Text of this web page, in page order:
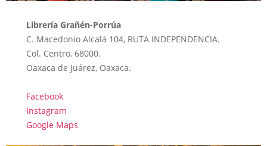
Librería Grañén-Porrúa
C. Macedonio Alcalá 104, RUTA INDEPENDENCIA.
Col. Centro, 68000.
Oaxaca de Juárez, Oaxaca.
Facebook
Instagram
Google Maps